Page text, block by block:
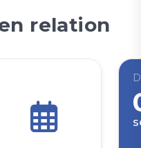
relation